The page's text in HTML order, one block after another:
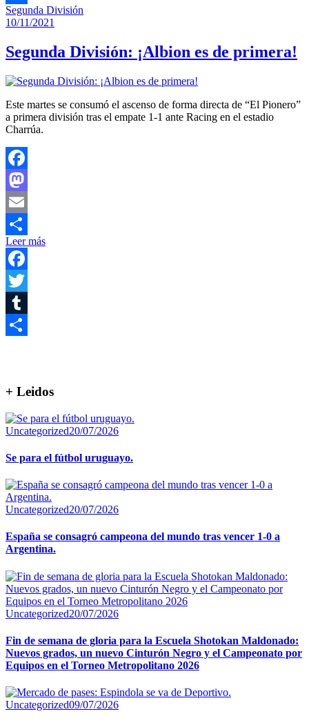
Compartir
Segunda División
10/11/2021
Segunda División: ¡Albion es de primera!
Este martes se consumó el ascenso de forma directa de “El Pionero”
a primera división tras el empate 1-1 ante Racing en el estadio
Charrúa.
Facebook
Mastodon
Email
Compartir
Leer más
Facebook
Twitter
Tumblr
+ Leidos
Uncategorized20/07/2026
Se para el fútbol uruguayo.
Uncategorized20/07/2026
España se consagró campeona del mundo tras vencer 1-0 a
Argentina.
Uncategorized20/07/2026
Fin de semana de gloria para la Escuela Shotokan Maldonado:
Nuevos grados, un nuevo Cinturón Negro y el Campeonato por
Equipos en el Torneo Metropolitano 2026
Uncategorized09/07/2026